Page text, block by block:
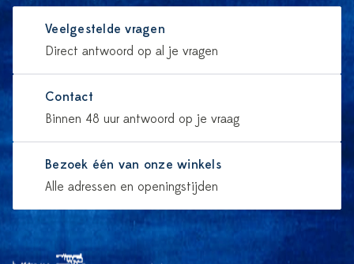
Veelgestelde vragen
Direct antwoord op al je vragen
Contact
Binnen 48 uur antwoord op je vraag
Bezoek één van onze winkels
Alle adressen en openingstijden